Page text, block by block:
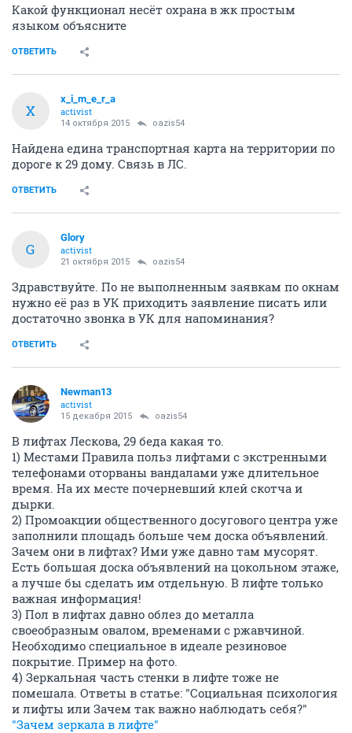
Какой функционал несёт охрана в жк простым
языком объясните
ОТВЕТИТЬ
X
x_i_m_e_r_a
activist
14 октября 2015 oazis54
Найдена едина транспортная карта на территории по
дороге к 29 дому. Связь в ЛС.
ОТВЕТИТЬ
G
Glory
activist
21 октября 2015 oazis54
Здравствуйте. По не выполненным заявкам по окнам
нужно её раз в УК приходить заявление писать или
достаточно звонка в УК для напоминания?
ОТВЕТИТЬ
Newman13
activist
15 декабря 2015 oazis54
В лифтах Лескова, 29 беда какая то.
1) Местами Правила польз лифтами с экстренными
телефонами оторваны вандалами уже длительное
время. На их месте почерневший клей скотча и
дырки.
2) Промоакции общественного досугового центра уже
заполнили площадь больше чем доска объявлений.
Зачем они в лифтах? Ими уже давно там мусорят.
Есть большая доска объявлений на цокольном этаже,
а лучше бы сделать им отдельную. В лифте только
важная информация!
3) Пол в лифтах давно облез до металла
своеобразным овалом, временами с ржавчиной.
Необходимо специальное в идеале резиновое
покрытие. Пример на фото.
4) Зеркальная часть стенки в лифте тоже не
помешала. Ответы в статье: "Социальная психология
и лифты или Зачем так важно наблюдать себя?"
"Зачем зеркала в лифте"